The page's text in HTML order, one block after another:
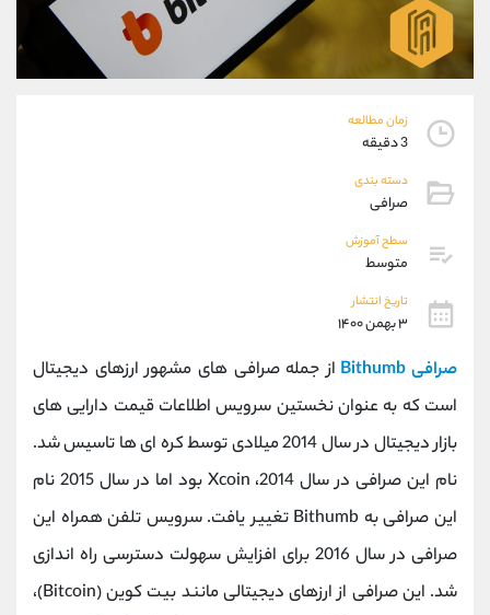
زمان مطالعه
3 دقیقه
دسته بندی
صرافی
سطح آموزش
متوسط
تاریخ انتشار
۳ بهمن ۱۴۰۰
صرافی Bithumb
از جمله صرافی های مشهور ارزهای دیجیتال
است که به عنوان نخستین سرویس اطلاعات قیمت دارایی های
بازار دیجیتال در سال 2014 میلادی توسط کره ای ها تاسیس شد.
نام این صرافی در سال 2014، Xcoin بود اما در سال 2015 نام
این صرافی به Bithumb تغییر یافت. سرویس تلفن همراه این
صرافی در سال 2016 برای افزایش سهولت دسترسی راه اندازی
شد. این صرافی از ارزهای دیجیتالی مانند بیت کوین (Bitcoin)،
09194198792
واتساپ شروع گفتگو
تلگرام @Armteam_admin_33
پشتیبان فروش
موبایل
واتساپ
داخلی
اطلاعات تماس (دفتر فروش)
تلفن 021-22021030
بدون پیش شماره 90001030
اینستاگرام @alireza.mehrabii
کانال تلگرام @alirezamehrabi_com